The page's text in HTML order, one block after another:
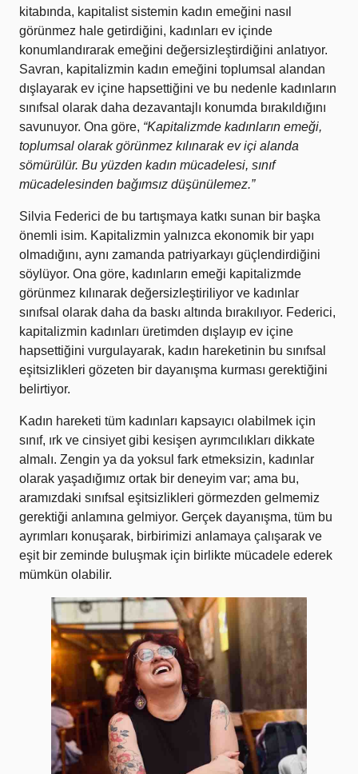
kitabında, kapitalist sistemin kadın emeğini nasıl
görünmez hale getirdiğini, kadınları ev içinde
konumlandırarak emeğini değersizleştirdiğini anlatıyor.
Savran, kapitalizmin kadın emeğini toplumsal alandan
dışlayarak ev içine hapsettiğini ve bu nedenle kadınların
sınıfsal olarak daha dezavantajlı konumda bırakıldığını
savunuyor. Ona göre, “Kapitalizmde kadınların emeği,
toplumsal olarak görünmez kılınarak ev içi alanda
sömürülür. Bu yüzden kadın mücadelesi, sınıf
mücadelesinden bağımsız düşünülemez.”
Silvia Federici de bu tartışmaya katkı sunan bir başka
önemli isim. Kapitalizmin yalnızca ekonomik bir yapı
olmadığını, aynı zamanda patriyarkayı güçlendirdiğini
söylüyor. Ona göre, kadınların emeği kapitalizmde
görünmez kılınarak değersizleştiriliyor ve kadınlar
sınıfsal olarak daha da baskı altında bırakılıyor. Federici,
kapitalizmin kadınları üretimden dışlayıp ev içine
hapsettiğini vurgulayarak, kadın hareketinin bu sınıfsal
eşitsizlikleri gözeten bir dayanışma kurması gerektiğini
belirtiyor.
Kadın hareketi tüm kadınları kapsayıcı olabilmek için
sınıf, ırk ve cinsiyet gibi kesişen ayrımcılıkları dikkate
almalı. Zengin ya da yoksul fark etmeksizin, kadınlar
olarak yaşadığımız ortak bir deneyim var; ama bu,
aramızdaki sınıfsal eşitsizlikleri görmezden gelmemiz
gerektiği anlamına gelmiyor. Gerçek dayanışma, tüm bu
ayrımları konuşarak, birbirimizi anlamaya çalışarak ve
eşit bir zeminde buluşmak için birlikte mücadele ederek
mümkün olabilir.